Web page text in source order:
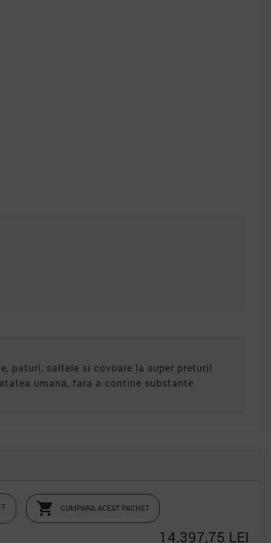
paturi, saltele si covoare la super preturi!
umana, fara a contine substante
 CUMPARA ACEST PACHET
14.397,75 LEI